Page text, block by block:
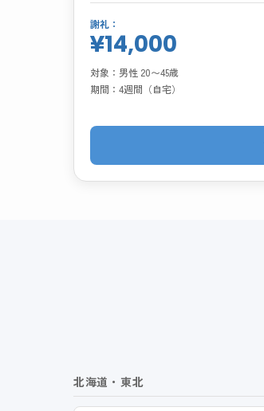
謝礼：
¥14,000
対象： 男性 20〜45歳
期間： 4週間（自宅）
北海道・東北